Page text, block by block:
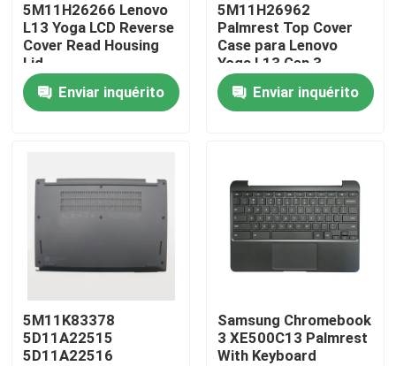
Sobre nós
Excursão da fábrica
Contacte-nos
Peça umas citações
Substituição do painel LCD de Lenovo
Substituição do painel LCD de Dell
5M11H26266 Lenovo
L13 Yoga LCD Reverse
Cover Read Housing
Lid
Enviar inquérito
5M11H26962
Palmrest Top Cover
Case para Lenovo
Yoga L13 Gen 3
Enviar inquérito
5M11K83378
5D11A22515
5D11A22516
Samsung Chromebook
3 XE500C13 Palmrest
With Keyboard